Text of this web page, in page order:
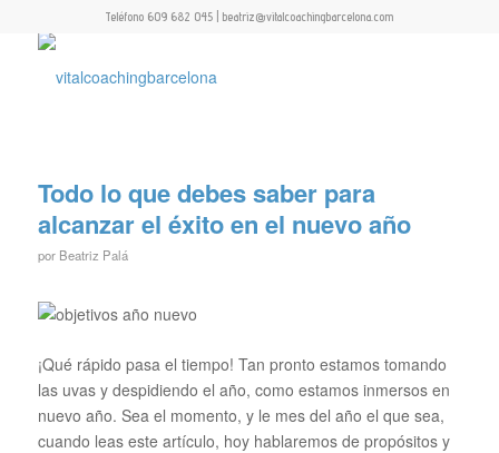
Teléfono 609 682 045 | beatriz@vitalcoachingbarcelona.com
Todo lo que debes saber para
alcanzar el éxito en el nuevo año
por Beatriz Palá
¡Qué rápido pasa el tiempo! Tan pronto estamos tomando
las uvas y despidiendo el año, como estamos inmersos en
nuevo año. Sea el momento, y le mes del año el que sea,
cuando leas este artículo, hoy hablaremos de propósitos y